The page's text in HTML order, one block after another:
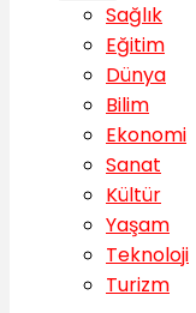
Sağlık
Eğitim
Dünya
Bilim
Ekonomi
Sanat
Kültür
Yaşam
Teknoloji
Turizm